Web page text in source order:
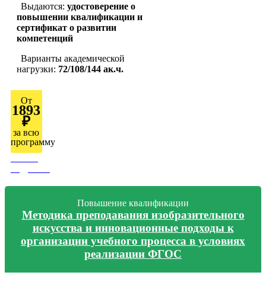
Выдаются: удостоверение о
повышении квалификации и
сертификат о развитии
компетенций
Варианты академической
нагрузки: 72/108/144 ак.ч.
От
1893
₽
за всю
программу
Повышение квалификации
Методика преподавания изобразительного
искусства и инновационные подходы к
организации учебного процесса в условиях
реализации ФГОС